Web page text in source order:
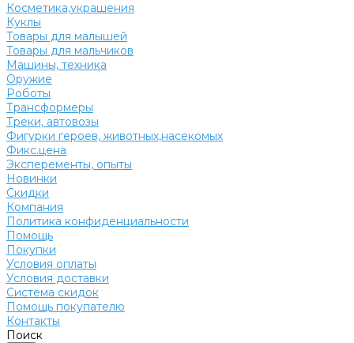
Косметика,украшения
Куклы
Товары для малышей
Товары для мальчиков
Машины, техника
Оружие
Роботы
Трансформеры
Треки, автовозы
Фигурки героев, животных,насекомых
Фикс.цена
Эксперементы, опыты
Новинки
Скидки
Компания
Политика конфиденциальности
Помощь
Покупки
Условия оплаты
Условия доставки
Система скидок
Помощь покупателю
Контакты
Поиск